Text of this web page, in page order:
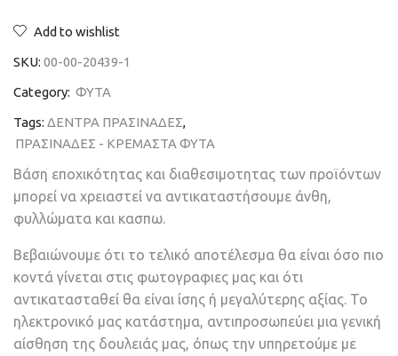
Add to wishlist
SKU: 00-00-20439-1
Category: ΦΥΤΑ
Tags: ΔΕΝΤΡΑ ΠΡΑΣΙΝΑΔΕΣ,
ΠΡΑΣΙΝΑΔΕΣ - ΚΡΕΜΑΣΤΑ ΦΥΤΑ
Βάση εποχικότητας και διαθεσιμοτητας των προϊόντων
μπορεί να χρειαστεί να αντικαταστήσουμε άνθη,
φυλλώματα και κασπω.
Βεβαιώνουμε ότι το τελικό αποτέλεσμα θα είναι όσο πιο
κοντά γίνεται στις φωτογραφιες μας και ότι
αντικατασταθεί θα είναι ίσης ή μεγαλύτερης αξίας. Το
ηλεκτρονικό μας κατάστημα, αντιπροσωπεύει μια γενική
αίσθηση της δουλειάς μας, όπως την υπηρετούμε με